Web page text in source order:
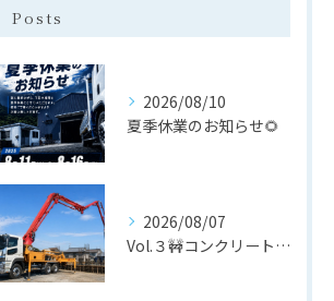
Posts
2026/08/10
夏季休業のお知らせ🌻
2026/08/07
Vol.３🚧コンクリートポンプ車